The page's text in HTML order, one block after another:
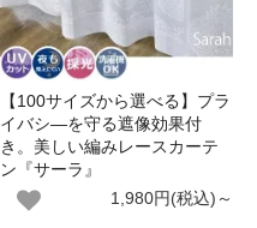
【100サイズから選べる】プラ
イバシ―を守る遮像効果付
き。美しい編みレースカーテ
ン『サーラ』
1,980円(税込)～